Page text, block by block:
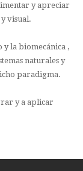
y apreciar
visual.
y la biomecánica ,
naturales y
paradigma.
y a aplicar